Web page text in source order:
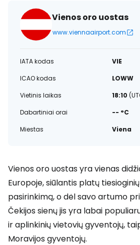
Vienos oro uostas
www.viennaairport.com
IATA kodas
VIE
ICAO kodas
LOWW
Vietinis laikas
18:10
Dabartiniai orai
-- °C
Miestas
Viena
Vienos oro uostas yra vienas
Europoje, siūlantis platų
pasirinkimą, o dėl savo artumo
Čekijos sienų jis yra labai
ir aplinkinių vietovių gyventojų,
Moravijos gyventojų.